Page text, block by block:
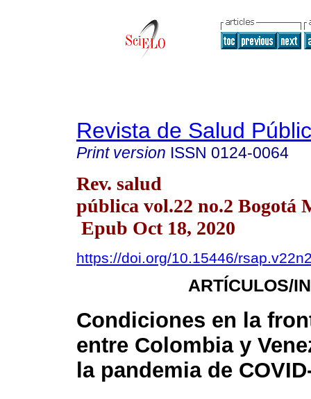
Revista de Salud
Print version ISSN 0124-0064
Rev. salud
pública vol.22 no.2 Bogotá
Epub Oct 18, 2020
https://doi.org/10.15446/
ARTÍCULOS/
Condiciones en la
entre Colombia y
la pandemia de